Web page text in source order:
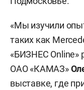
«Мы изучили
таких как
«БИЗНЕС Online»
ОАО «КАМАЗ»
выставке, где